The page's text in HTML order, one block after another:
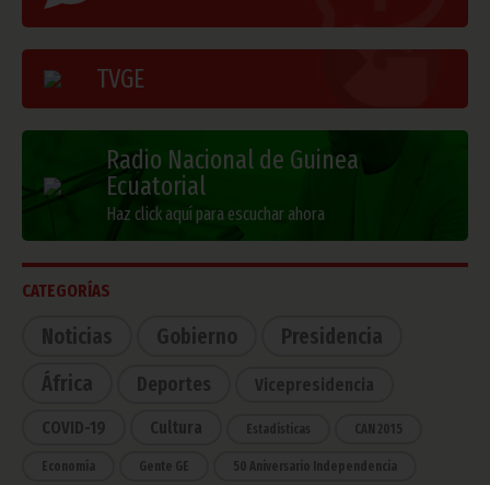
TVGE
Radio Nacional de Guinea
Ecuatorial
Haz click aquí para escuchar ahora
CATEGORÍAS
Noticias Gobierno
Presidencia
África
Deportes Vicepresidencia
COVID-19 Cultura Estadísticas CAN 2015
Economía Gente GE 50 Aniversario Independencia